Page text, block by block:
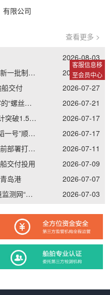
客服信息移
至会员中心
有限公司
查看更多 >
2026-08-03
涉及“零关税”货物税收 海南自贸港新一批制度集成创新案例发布
2026-08-01
交付
2026-07-27
25载踏浪行，甘当国门船艇上最牢的“螺丝钉”——记南通边检老兵李加立的“硬核”坚守
2026-07-21
厦门港“丝路海运”航线船舶开行累计突破1.5万艘次
2026-07-17
氢启新航 全国最大氢动力船舶“云韬一号”顺利吉水
2026-07-17
焦点访谈｜台风“巴威”逼近 各地提前部署打好防御主动仗
2026-07-11
交付投用
2026-07-09
岛港
2026-07-07
新卫星升空 我国再添海洋动力环境监测网“天眼”
2026-07-03